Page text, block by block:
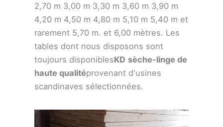
2,70 m 3,00 m 3,30 m 3,60 m 3,90 m
4,20 m 4,50 m 4,80 m 5,10 m 5,40 m et
rarement 5,70 m. et 6,00 mètres. Les
tables dont nous disposons sont
toujours disponiblesKD sèche-linge de
haute qualitéprovenant d'usines
scandinaves sélectionnées.